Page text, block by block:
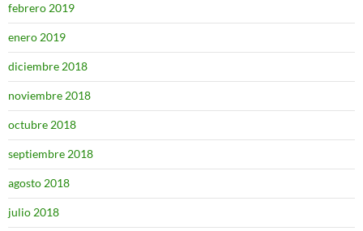
febrero 2019
enero 2019
diciembre 2018
noviembre 2018
octubre 2018
septiembre 2018
agosto 2018
julio 2018